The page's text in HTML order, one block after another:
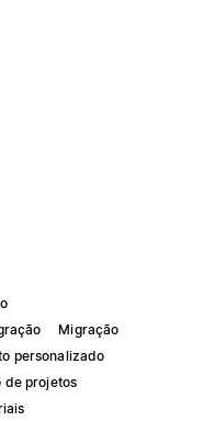
Migração
personalizado
de projetos